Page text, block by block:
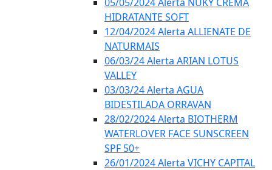
HIDRATANTE SOFT
12/04/2024 Alerta ALLIENATE DE
NATURMAIS
06/03/24 Alerta ARIAN LOTUS
VALLEY
03/03/24 Alerta AGUA
BIDESTILADA ORRAVAN
28/02/2024 Alerta BIOTHERM
WATERLOVER FACE SUNSCREEN
SPF 50+
26/01/2024 Alerta VICHY CAPITAL